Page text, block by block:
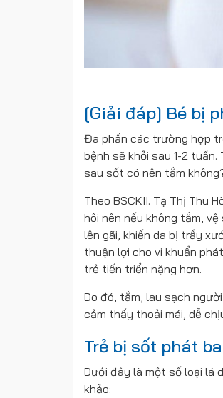
[Giải đáp] Bé bị
Đa phần các trường hợp
bệnh sẽ khỏi sau 1-2
sau sốt có nên tắm không
Theo BSCKII. Tạ Thị Thu
hôi nên nếu không tắm,
lên gãi, khiến da bị trầy
thuận lợi cho vi khuẩn
trẻ tiến triển nặng hơn.
Do đó, tắm, lau sạch
cảm thấy thoải mái, dễ
Trẻ bị sốt phát
Dưới đây là một số loại lá
khảo: